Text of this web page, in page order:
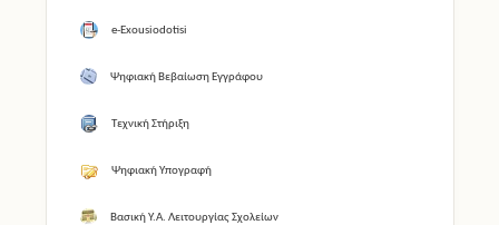
e-Exousiodotisi
Ψηφιακή Βεβαίωση Εγγράφου
Τεχνική Στήριξη
Ψηφιακή Υπογραφή
Βασική Υ.Α. Λειτουργίας Σχολείων